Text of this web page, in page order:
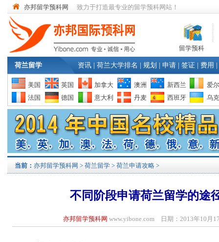
亦邦留学预科网 致力于打造最专业的留学预科网站！
留学预科
荷兰留学 资讯 荷兰大学排名 规划 申请 签证 费用
美国 英国 加拿大 澳洲 新西兰
爱
法国
德国 意大利 丹麦 西班牙 乌
当前： 亦邦留学预科网 > 荷兰留学 > 荷兰申请攻略 >
不同阶段申请荷兰留学的途
亦邦留学预科网 www.yibone.com 日期：2013年10月